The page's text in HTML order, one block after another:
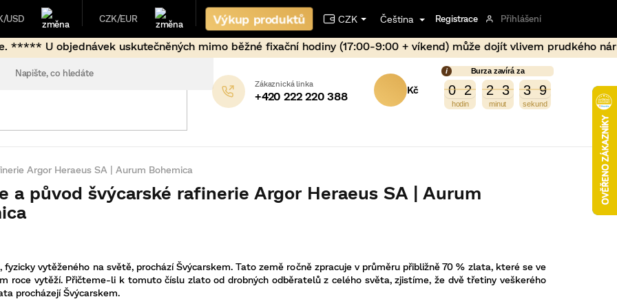
mimo běžné fixační hodiny (17:00-9:00 + víkend) může dojít vlivem prudkého nárůstu ceny kovu po
USD CZK/EUR Výkup produktů CZK Čeština Registrace Přihlášení
NÁKUPNÍ
KOŠÍK
+420 222 220 388
Burza zavírá za
0
0 2
2 2
2 3
3 3
4
3 8
9
8
0
9
Argor Heraeus SA | Aurum Bohemica
a původ švýcarské rafinerie Argor Heraeus SA | Aurum
fyzicky vytěženého na světě, prochází Švýcarskem. Tato země ročně zpracuje v průměru přibližně 70 % zlata, které se ve
roce vytěží. Přičteme-li k tomuto číslu zlato od drobných odběratelů z celého světa, zjistíme, že dvě třetiny veškerého
procházejí Švýcarskem.